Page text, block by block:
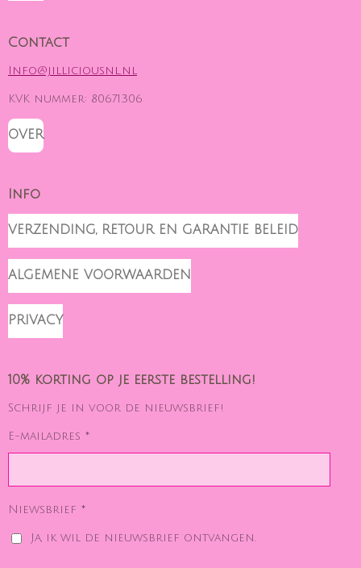
Contact
Info@jilliciousnl.nl
KVK nummer: 80671306
OVER
Info
VERZENDING, RETOUR EN GARANTIE BELEID
ALGEMENE VOORWAARDEN
PRIVACY
10% korting op je eerste bestelling!
Schrijf je in voor de nieuwsbrief!
E-mailadres *
Niewsbrief *
Ja, ik wil de nieuwsbrief ontvangen.